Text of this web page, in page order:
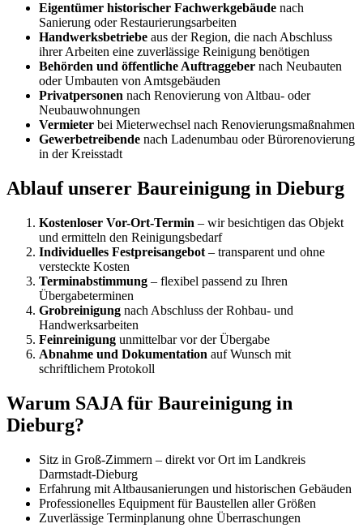
Eigentümer historischer Fachwerkgebäude nach
Sanierung oder Restaurierungsarbeiten
Handwerksbetriebe aus der Region, die nach Abschluss
ihrer Arbeiten eine zuverlässige Reinigung benötigen
Behörden und öffentliche Auftraggeber nach Neubauten
oder Umbauten von Amtsgebäuden
Privatpersonen nach Renovierung von Altbau- oder
Neubauwohnungen
Vermieter bei Mieterwechsel nach Renovierungsmaßnahmen
Gewerbetreibende nach Ladenumbau oder Bürorenovierung
in der Kreisstadt
Ablauf unserer Baureinigung in Dieburg
Kostenloser Vor-Ort-Termin – wir besichtigen das Objekt
und ermitteln den Reinigungsbedarf
Individuelles Festpreisangebot – transparent und ohne
versteckte Kosten
Terminabstimmung – flexibel passend zu Ihren
Übergabeterminen
Grobreinigung nach Abschluss der Rohbau- und
Handwerksarbeiten
Feinreinigung unmittelbar vor der Übergabe
Abnahme und Dokumentation auf Wunsch mit
schriftlichem Protokoll
Warum SAJA für Baureinigung in
Dieburg?
Sitz in Groß-Zimmern – direkt vor Ort im Landkreis
Darmstadt-Dieburg
Erfahrung mit Altbausanierungen und historischen Gebäuden
Professionelles Equipment für Baustellen aller Größen
Zuverlässige Terminplanung ohne Überraschungen